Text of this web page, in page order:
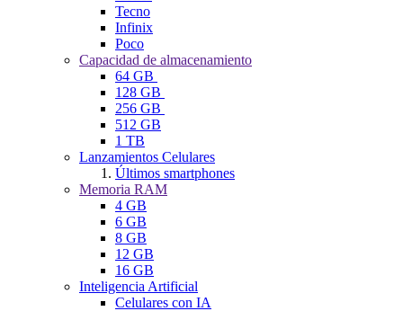
Tecno
Infinix
Poco
Capacidad de almacenamiento
64 GB
128 GB
256 GB
512 GB
1 TB
Lanzamientos Celulares
Últimos smartphones
Memoria RAM
4 GB
6 GB
8 GB
12 GB
16 GB
Inteligencia Artificial
Celulares con IA